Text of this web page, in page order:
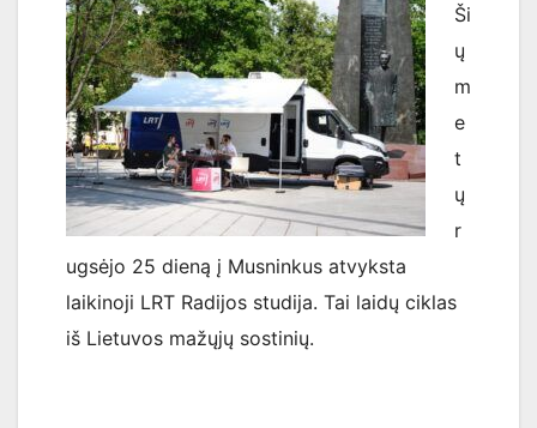
Ši
ų
m
e
t
ų
r
ugsėjo 25 dieną į Musninkus atvyksta
laikinoji LRT Radijos studija. Tai laidų ciklas
iš Lietuvos mažųjų sostinių.